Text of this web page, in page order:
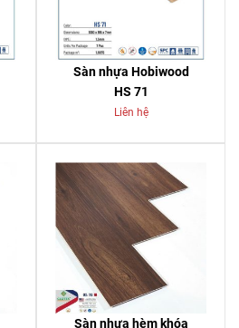
Sàn nhựa Hobiwood
HS 71
Liên hệ
Sàn nhựa hèm khóa